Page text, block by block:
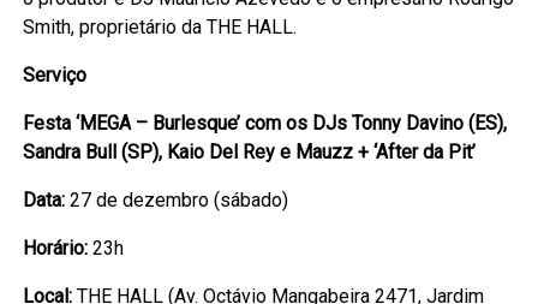
Smith, proprietário da THE HALL.
Serviço
Festa ‘MEGA – Burlesque’ com os DJs Tonny Davino (ES),
Sandra Bull (SP), Kaio Del Rey e Mauzz + ‘After da Pit’
Data: 27 de dezembro (sábado)
Horário: 23h
Local: THE HALL (Av. Octávio Mangabeira 2471, Jardim